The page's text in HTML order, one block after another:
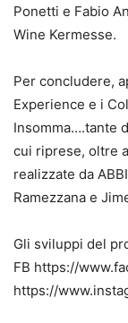
Ponetti e Fabio
Wine Kermesse.
Per concludere,
Experience e i
Insomma….tante
cui riprese, oltre
realizzate da
Ramezzana e
Gli sviluppi del
FB https://
https://